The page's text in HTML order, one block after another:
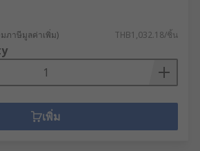
มภาษีมูลค่าเพิ่ม) THB1,032.18/ชิ้น
เพิ่ม